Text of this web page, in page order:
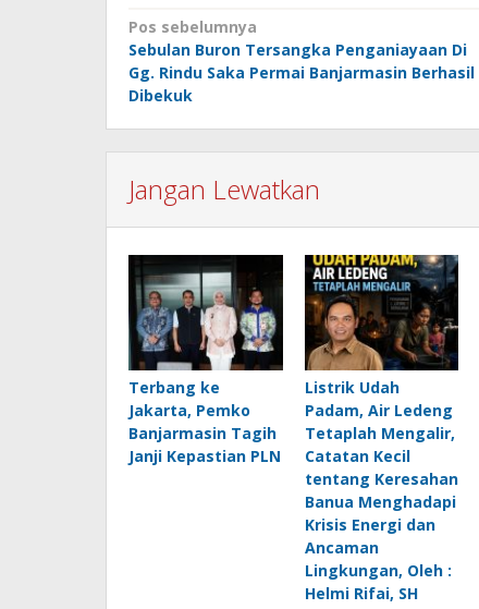
Navigasi
pos
Pos sebelumnya
Sebulan Buron Tersangka Penganiayaan Di
Gg. Rindu Saka Permai Banjarmasin Berhasil
Dibekuk
Jangan Lewatkan
Terbang ke
Jakarta, Pemko
Banjarmasin Tagih
Janji Kepastian PLN
Listrik Udah
Padam, Air Ledeng
Tetaplah Mengalir,
Catatan Kecil
tentang Keresahan
Banua Menghadapi
Krisis Energi dan
Ancaman
Lingkungan, Oleh :
Helmi Rifai, SH